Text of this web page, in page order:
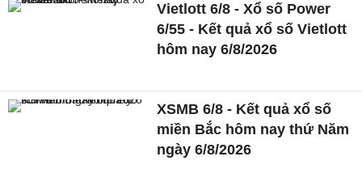
Vietlott 6/8 - Xổ số Power
6/55 - Kết quả xổ số Vietlott
hôm nay 6/8/2026
XSMB 6/8 - Kết quả xổ số
miền Bắc hôm nay thứ Năm
ngày 6/8/2026